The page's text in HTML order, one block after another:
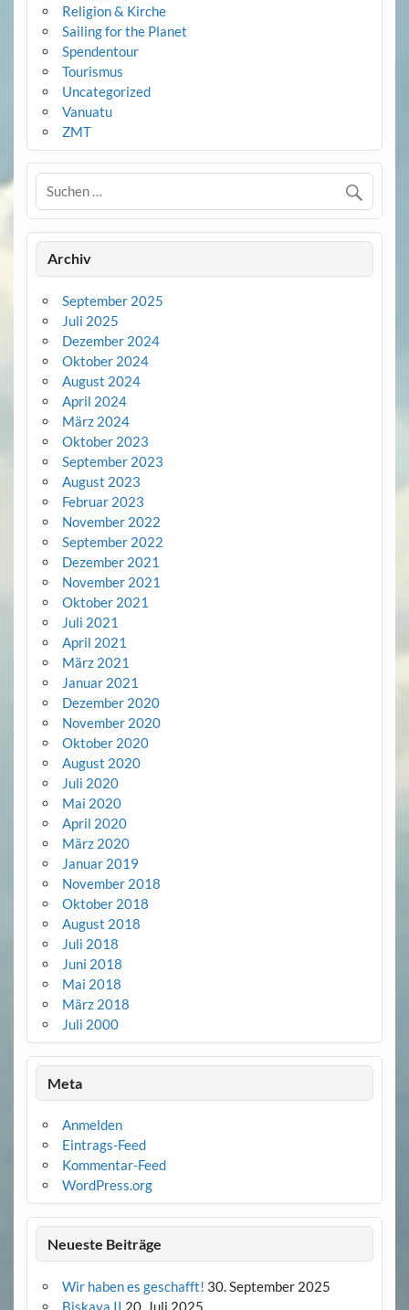
Religion & Kirche
Sailing for the Planet
Spendentour
Tourismus
Uncategorized
Vanuatu
ZMT
Archiv
September 2025
Juli 2025
Dezember 2024
Oktober 2024
August 2024
April 2024
März 2024
Oktober 2023
September 2023
August 2023
Februar 2023
November 2022
September 2022
Dezember 2021
November 2021
Oktober 2021
Juli 2021
April 2021
März 2021
Januar 2021
Dezember 2020
November 2020
Oktober 2020
August 2020
Juli 2020
Mai 2020
April 2020
März 2020
Januar 2019
November 2018
Oktober 2018
August 2018
Juli 2018
Juni 2018
Mai 2018
März 2018
Juli 2000
Meta
Anmelden
Eintrags-Feed
Kommentar-Feed
WordPress.org
Neueste Beiträge
Wir haben es geschafft! 30. September 2025
Biskaya II 20. Juli 2025